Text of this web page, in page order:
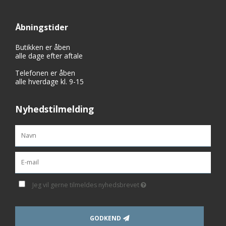
Åbningstider
Butikken er åben
alle dage efter aftale
Telefonen er åben
alle hverdage kl. 9-15
Nyhedstilmelding
Jeg vil gerne tilmeldes nyhedsbrevet
GODKEND